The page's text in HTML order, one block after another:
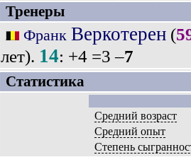
Тренеры
Франк Веркотерен(
лет). 14: +4 =3 –7
Статистика
Средний возраст
Средний опыт
Степень